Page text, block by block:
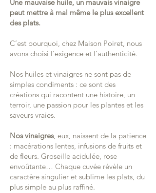
Une mauvaise huile, un mauvais vinaigre
peut mettre à mal même le plus excellent
des plats.
C’est pourquoi, chez Maison Poiret, nous
avons choisi l’exigence et l’authenticité.
Nos huiles et vinaigres ne sont pas de
simples condiments : ce sont des
créations qui racontent une histoire, un
terroir, une passion pour les plantes et les
saveurs vraies.
Nos vinaigres, eux, naissent de la patience
: macérations lentes, infusions de fruits et
de fleurs. Groseille acidulée, rose
envoûtante… Chaque cuvée révèle un
caractère singulier et sublime les plats, du
plus simple au plus raffiné.